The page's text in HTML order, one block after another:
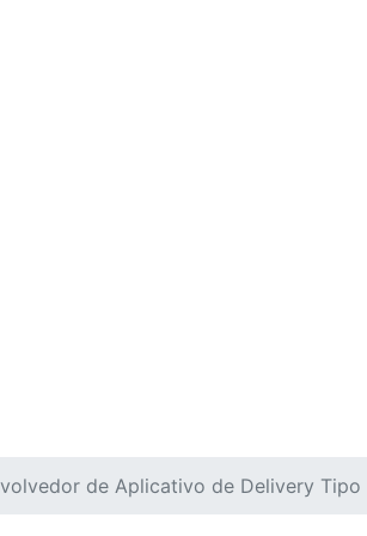
de Aplicativo de Delivery Tipo